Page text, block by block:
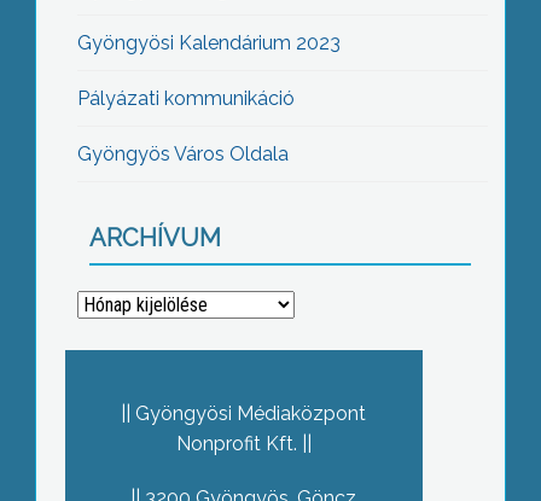
Gyöngyösi Kalendárium 2023
Pályázati kommunikáció
Gyöngyös Város Oldala
ARCHÍVUM
Archívum
Gyöngyösi Médiaközpont
Nonprofit Kft.